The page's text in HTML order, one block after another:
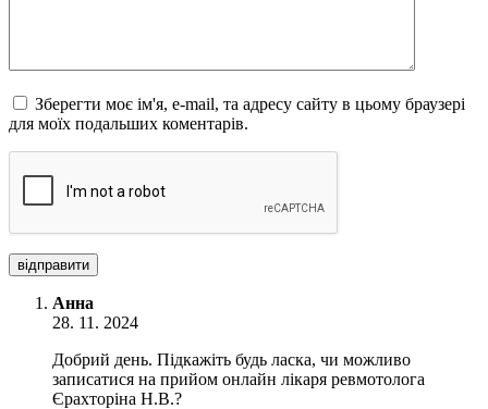
Зберегти моє ім'я, e-mail, та адресу сайту в цьому браузері
для моїх подальших коментарів.
відправити
Анна
28. 11. 2024
Добрий день. Підкажіть будь ласка, чи можливо
записатися на прийом онлайн лікаря ревмотолога
Єрахторіна Н.В.?